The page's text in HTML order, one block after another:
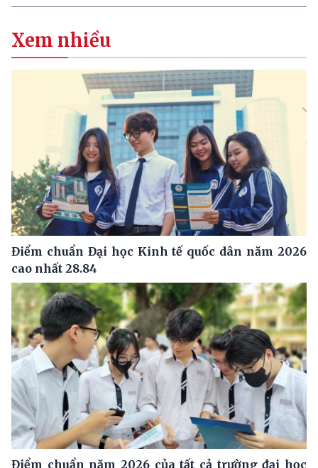
Xem nhiều
Điểm chuẩn Đại học Kinh tế quốc dân năm 2026
cao nhất 28.84
Điểm chuẩn năm 2026 của tất cả trường đại học